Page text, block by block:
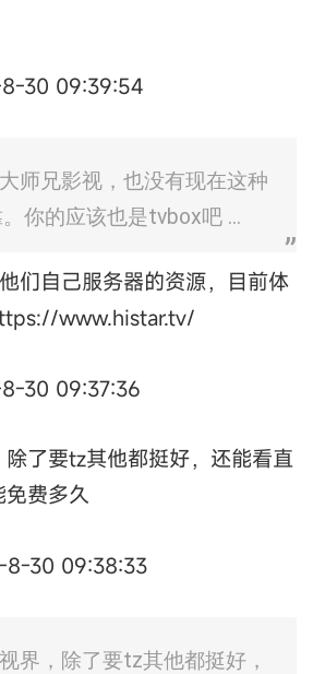
30 09:39:54
师兄影视，也没有现在这种
你的应该也是tvbox吧 ...
们自己服务器的资源，目前体
www.histar.tv/
30 09:37:36
了要tz其他都挺好，还能看直
费多久
8-30 09:38:33
界，除了要tz其他都挺好，